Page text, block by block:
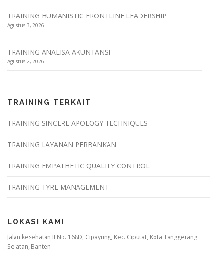
TRAINING HUMANISTIC FRONTLINE LEADERSHIP
Agustus 3, 2026
TRAINING ANALISA AKUNTANSI
Agustus 2, 2026
TRAINING TERKAIT
TRAINING SINCERE APOLOGY TECHNIQUES
TRAINING LAYANAN PERBANKAN
TRAINING EMPATHETIC QUALITY CONTROL
TRAINING TYRE MANAGEMENT
LOKASI KAMI
Jalan kesehatan II No. 168D, Cipayung, Kec. Ciputat, Kota Tanggerang
Selatan, Banten